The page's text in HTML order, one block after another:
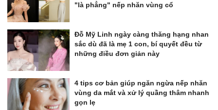
"là phẳng" nếp nhăn vùng cổ
Đỗ Mỹ Linh ngày càng thăng hạng nhan
sắc dù đã là mẹ 1 con, bí quyết đều từ
những điều đơn giản này
4 tips cơ bản giúp ngăn ngừa nếp nhăn
vùng da mắt và xử lý quầng thâm nhanh
gọn lẹ